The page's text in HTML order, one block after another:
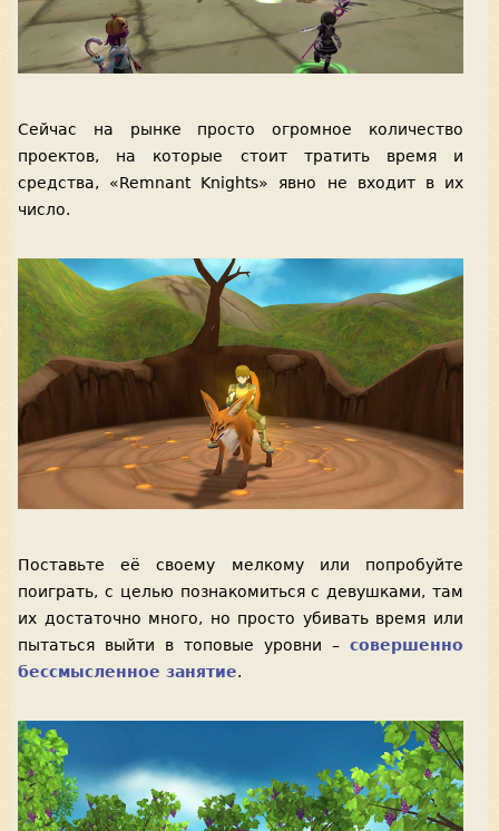
Сейчас на рынке просто огромное количество
проектов, на которые стоит тратить время и
средства, «Remnant Knights» явно не входит в их
число.
Поставьте её своему мелкому или попробуйте
поиграть, с целью познакомиться с девушками, там
их достаточно много, но просто убивать время или
пытаться выйти в топовые уровни – совершенно
бессмысленное занятие.